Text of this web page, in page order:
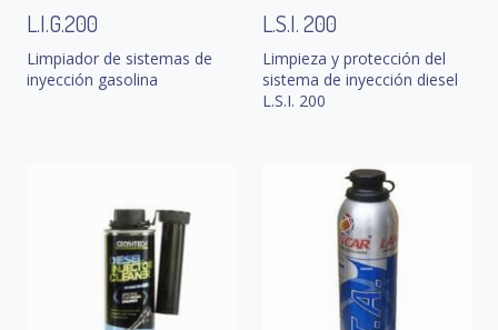
L.I.G.200
Limpiador de sistemas de
inyección gasolina
L.S.I. 200
Limpieza y protección del
sistema de inyección diesel
L.S.I. 200